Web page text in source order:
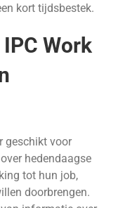
kort tijdsbestek.
Work
geschikt voor
hedendaagse
tot hun job,
doorbrengen.